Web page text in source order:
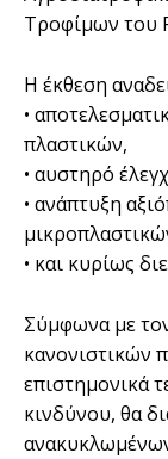
Τροφίμων του
Η έκθεση
•
πλαστικών,
• αυστηρό
• ανάπτυξη
• και κυρίως
Σύμφωνα με
κανονιστικών
επιστημονικά
κινδύνου, θα